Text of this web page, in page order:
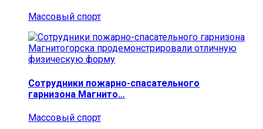
Массовый спорт
Сотрудники пожарно-спасательного
гарнизона Магнито…
Массовый спорт